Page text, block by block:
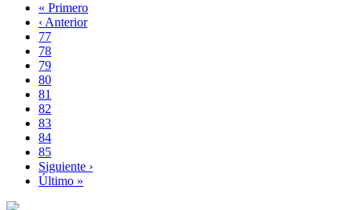
Paginación
Primera
página
« Primero
Página
anterior
‹ Anterior
Page
77
Page
78
Page
79
Page
80
Página
actual
81
Page
82
Page
83
Page
84
Page
85
Siguiente
página
Siguiente ›
Última
Último »